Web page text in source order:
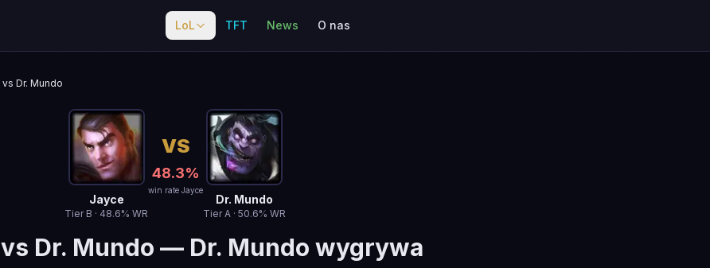
LoL TFT News O nas
vs Dr. Mundo
Jayce
Tier B · 48.6% WR
VS
48.3%
win rate Jayce
Dr. Mundo
TierA · 50.6% WR
vs Dr. Mundo — Dr. Mundo wygrywa